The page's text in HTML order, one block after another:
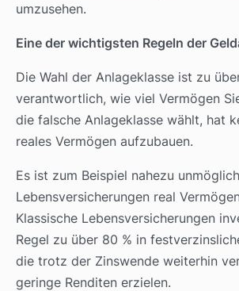
umzusehen.
Eine der wichtigsten Regeln der
Die Wahl der Anlageklasse ist zu
verantwortlich, wie viel Vermögen
die falsche Anlageklasse wählt, hat
reales Vermögen aufzubauen.
Es ist zum Beispiel nahezu
Lebensversicherungen real
Klassische Lebensversicherungen
Regel zu über 80 % in
die trotz der Zinswende weiterhin
geringe Renditen erzielen.